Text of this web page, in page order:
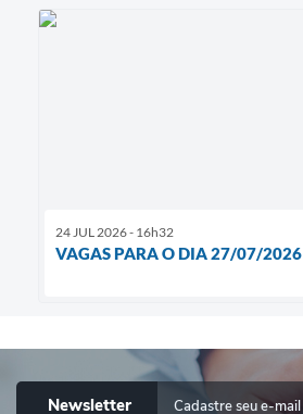
24 JUL 2026 - 16h32
VAGAS PARA O DIA 27/07/2026
Newsletter